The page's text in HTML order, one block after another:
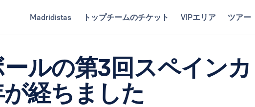
Madridistas トップチームのチケット VIPエリア ツアー
ルの第3回スペインカ
経ちました